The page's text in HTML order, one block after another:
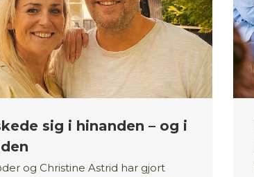
sig i hinanden – og i
og Christine Astrid har gjort